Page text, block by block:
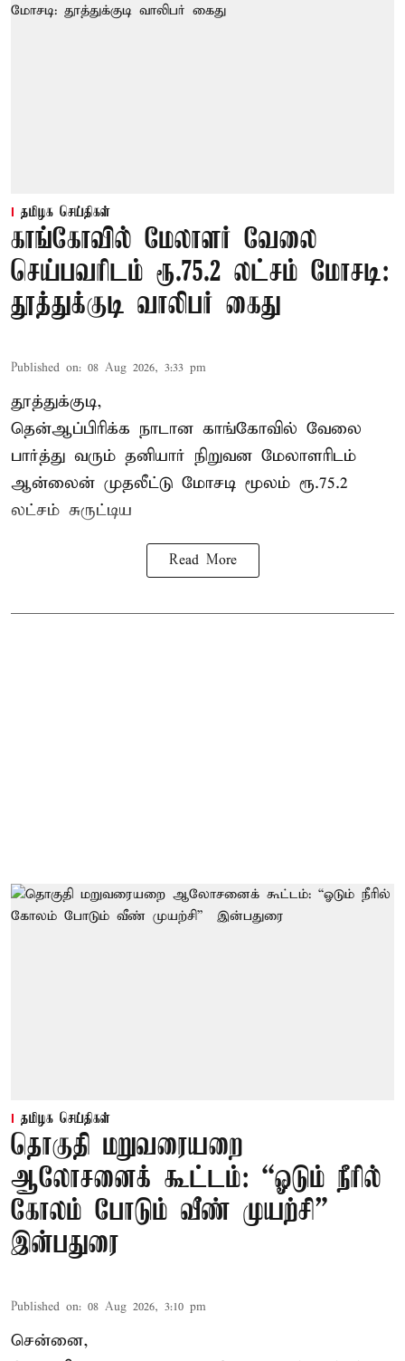
தமிழக செய்திகள்
காங்கோவில் மேலாளர் வேலை
செய்பவரிடம் ரூ.75.2 லட்சம் மோசடி:
தூத்துக்குடி வாலிபர் கைது
Published on: 08 Aug 2026, 3:33 pm
தூத்துக்குடி,
தென்ஆப்பிரிக்க நாடான காங்கோவில் வேலை
பார்த்து வரும் தனியார் நிறுவன மேலாளரிடம்
ஆன்லைன் முதலீட்டு மோசடி மூலம் ரூ.75.2
லட்சம் சுருட்டிய
Read More
தமிழக செய்திகள்
தொகுதி மறுவரையறை
ஆலோசனைக் கூட்டம்: “ஓடும் நீரில்
கோலம் போடும் வீண் முயற்சி” –
இன்பதுரை
Published on: 08 Aug 2026, 3:10 pm
சென்னை,